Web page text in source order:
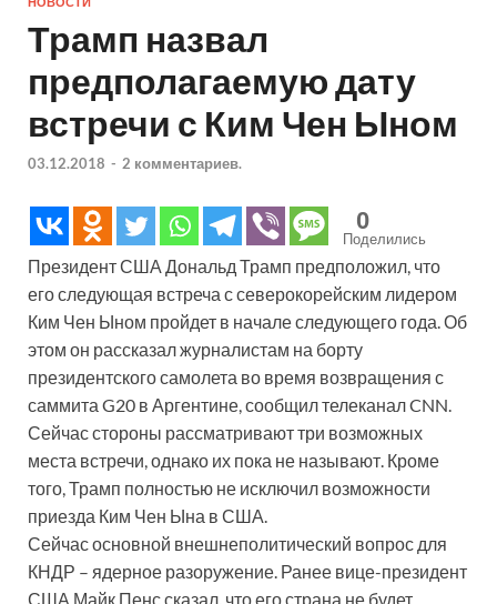
Трамп назвал
предполагаемую дату
встречи с Ким Чен Ыном
03.12.2018 - 2 комментариев.
0
Поделились
Президент США Дональд Трамп предположил, что
его следующая встреча с северокорейским лидером
Ким Чен Ыном пройдет в начале следующего года. Об
этом он рассказал журналистам на борту
президентского самолета во время возвращения с
саммита G20 в Аргентине, сообщил телеканал CNN.
Сейчас стороны рассматривают три возможных
места встречи, однако их пока не называют. Кроме
того, Трамп полностью не исключил возможности
приезда Ким Чен Ына в США.
Сейчас основной внешнеполитический вопрос для
КНДР – ядерное разоружение. Ранее вице-президент
США Майк Пенс сказал, что его страна не будет